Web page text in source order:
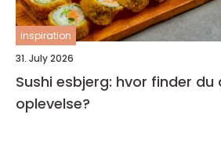
inspiration
31. July 2026
Sushi esbjerg: hvor finder
oplevelse?